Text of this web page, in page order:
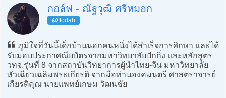
กอล์ฟ - ณัฐวุฒิ ศรีหมอก
@ftodah
ภูมิใจที่วันนี้เด็กบ้านนอกคนหนึ่งได้สำเร็จการศึกษา และได้
รับมอบประกาศณียบัตรจากมหาวิทยาลัยปักกิ่ง และหลักสูตร
วทจ.รุ่นที่ 8 จากสถาบันวิทยาการผู้นำไทย-จีน มหาวิทยาลัย
หัวเฉียวเฉลิมพระเกียรติ จากมือท่านองคมนตรี ศาสตราจารย์
เกียรติคุณ นายแพทย์เกษม วัฒนชัย